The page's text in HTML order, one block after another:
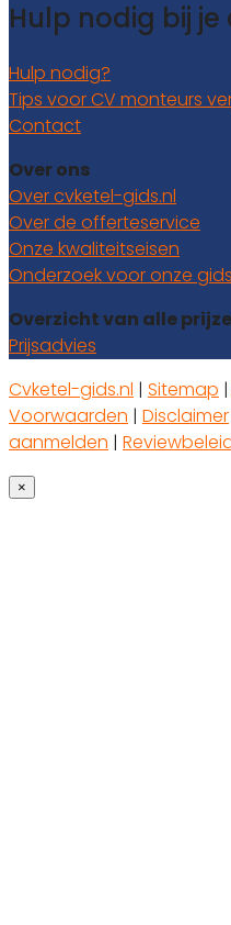
Hulp nodig bij
Hulp nodig?
Tips voor CV monteurs
Contact
Over ons
Over cvketel-gids.nl
Over de offerteservice
Onze kwaliteitseisen
Onderzoek voor onze gids
Overzicht van alle
Prijsadvies
Cvketel-gids.nl | Sitemap |
Voorwaarden | Disclaimer
aanmelden |
×